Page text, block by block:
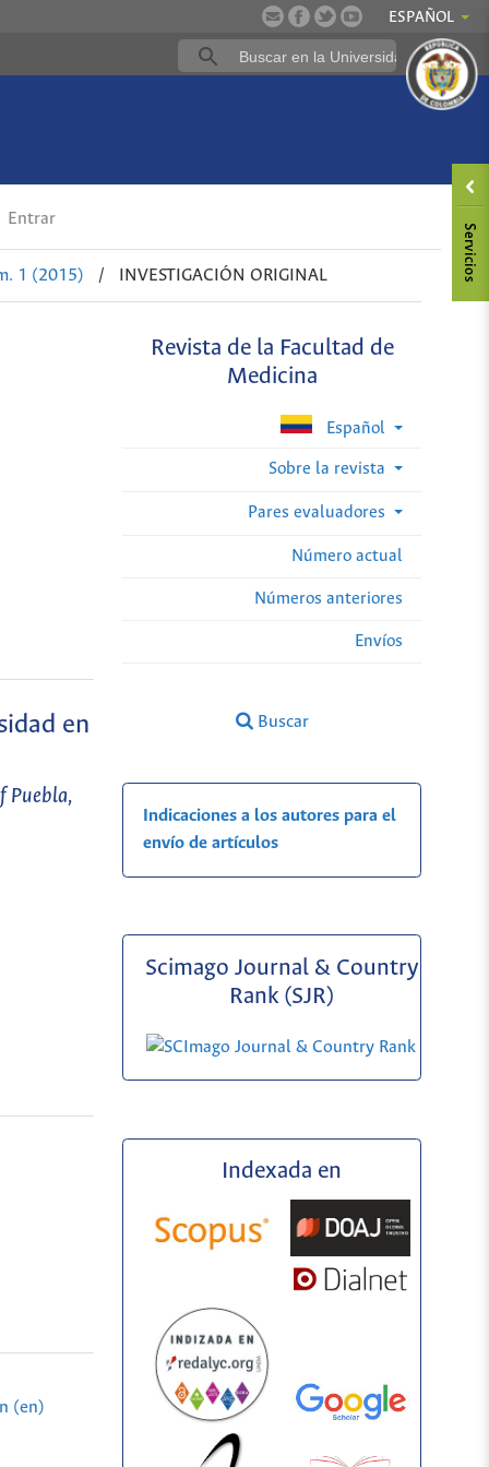
ESPAÑOL
Entrar
1 (2015) / INVESTIGACIÓN ORIGINAL
Revista de la Facultad de
Medicina
Español
Sobre la revista
Pares evaluadores
Número actual
Números anteriores
Envíos
Buscar
en
Puebla,
(en)
Indicaciones a los autores para el
envío de artículos
Scimago Journal & Country
Rank (SJR)
Indexada en